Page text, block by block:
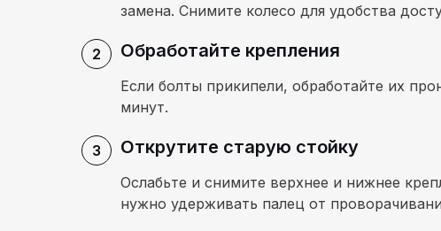
замена. Снимите колесо для удобства
Обработайте крепления
Если болты прикипели, обработайте их
минут.
Открутите старую стойку
Ослабьте и снимите верхнее и нижнее
нужно удерживать палец от